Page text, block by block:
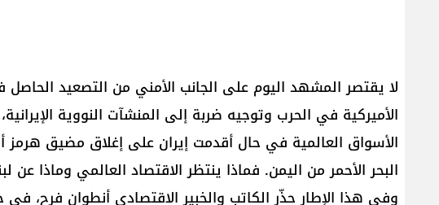
لا يقتصر المشهد اليوم على الجانب الأمني من التصعيد الحاصل
الأميركية في الحرب وتوجيه ضربة إلى المنشآت النووية
الأسواق العالمية في حال أقدمت إيران على إغلاق مضيق هرمز
البحر الأحمر من اليمن. فماذا ينتظر الاقتصاد العالمي وماذا عن
وفي هذا الإطار حذّر الكاتب والخبير الاقتصادي أنطوان فرح،